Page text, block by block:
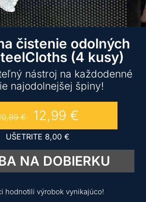
čistenie odolných
(4 kusy)
nástroj na každodenné
najodolnejšej špiny!
€ 12,99 €
UŠETRITE 8,00 €
NA DOBIERKU
hodnotili výrobok vynikajúco!